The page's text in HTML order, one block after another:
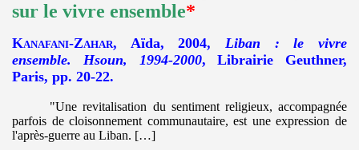
sur le vivre ensemble*
Kanafani-Zahar, Aïda, 2004, Liban : le vivre
ensemble. Hsoun, 1994-2000, Librairie Geuthner,
Paris, pp. 20-22.
"Une revitalisation du sentiment religieux, accompagnée
parfois de cloisonnement communautaire, est une expression de
l'après-guerre au Liban. […]